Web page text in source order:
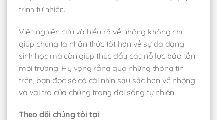
trình tự nhiên.
Việc nghiên cứu và hiểu rõ về nhộng không chỉ
giúp chúng ta nhận thức tốt hơn về sự đa dạng
sinh học mà còn giúp thúc đẩy các nỗ lực bảo tồn
môi trường. Hy vọng rằng qua những thông tin
trên, bạn đọc sẽ có cái nhìn sâu sắc hơn về nhộng
và vai trò của chúng trong đời sống tự nhiên.
Theo dõi chúng tôi tại